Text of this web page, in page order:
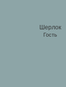
Шерлок
Гость